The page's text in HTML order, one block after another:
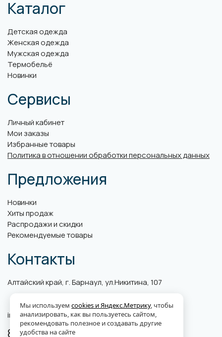
Каталог
Детская одежда
Женская одежда
Мужская одежда
Термобельё
Новинки
Сервисы
Личный кабинет
Мои заказы
Избранные товары
Политика в отношении обработки персональных данных
Предложения
Новинки
Хиты продаж
Распродажи и скидки
Рекомендуемые товары
Контакты
Алтайский край, г. Барнаул, ул.Никитина, 107
info@abk-plus.ru
8 (3852) 560-599
Мы используем cookies и Яндекс.Метрику, чтобы
анализировать, как вы пользуетесь сайтом,
рекомендовать полезное и создавать другие
удобства на сайте